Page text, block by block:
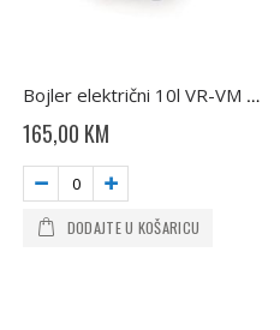
Bojler električni 10l VR-VM GCA1015L52 RC TESY
165,00 KM
DODAJTE U KOŠARICU